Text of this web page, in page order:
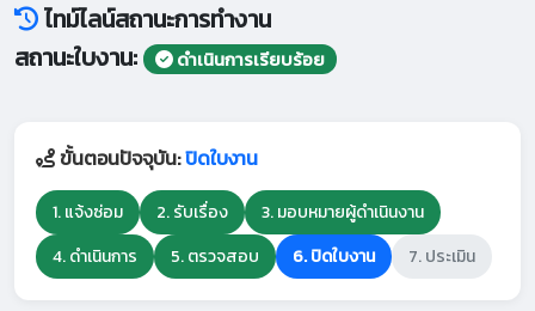
ไทม์ไลน์สถานะการทำงาน
สถานะใบงาน:
ดำเนินการเรียบร้อย
ขั้นตอนปัจจุบัน:ปิดใบงาน
1. แจ้งซ่อม 2. รับเรื่อง
3. มอบหมายผู้ดำเนินงาน
4. ดำเนินการ
5. ตรวจสอบ 6. ปิดใบงาน 7. ประเมิน